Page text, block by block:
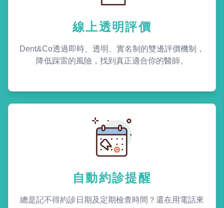
線上透明評價
Dent&Co透過即時、透明、實名制的雙邊評價機制，
降低踩雷的風險，找到真正適合你的醫師。
自動約診提醒
總是記不得約診日期及定期檢查時間？還在用電話來